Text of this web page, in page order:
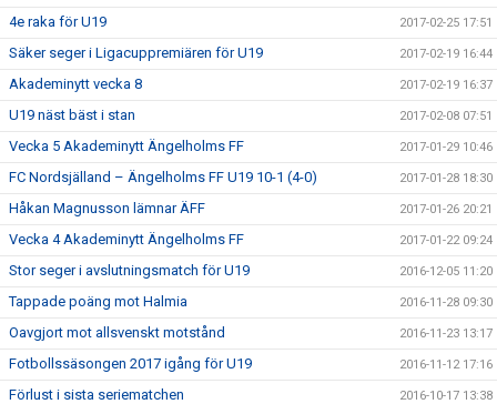
4e raka för U19 2017-02-25 17:51
Säker seger i Ligacuppremiären för U19 2017-02-19 16:44
Akademinytt vecka 8 2017-02-19 16:37
U19 näst bäst i stan 2017-02-08 07:51
Vecka 5 Akademinytt Ängelholms FF 2017-01-29 10:46
FC Nordsjälland – Ängelholms FF U19 10-1 (4-0) 2017-01-28 18:30
Håkan Magnusson lämnar ÄFF 2017-01-26 20:21
Vecka 4 Akademinytt Ängelholms FF 2017-01-22 09:24
Stor seger i avslutningsmatch för U19 2016-12-05 11:20
Tappade poäng mot Halmia 2016-11-28 09:30
Oavgjort mot allsvenskt motstånd 2016-11-23 13:17
Fotbollssäsongen 2017 igång för U19 2016-11-12 17:16
Förlust i sista seriematchen 2016-10-17 13:38